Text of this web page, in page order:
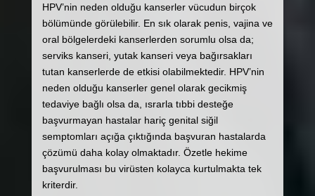
HPV’nin neden olduğu kanserler vücudun birçok
bölümünde görülebilir. En sık olarak penis, vajina ve
oral bölgelerdeki kanserlerden sorumlu olsa da;
serviks kanseri, yutak kanseri veya bağırsakları
tutan kanserlerde de etkisi olabilmektedir. HPV’nin
neden olduğu kanserler genel olarak gecikmiş
tedaviye bağlı olsa da, ısrarla tıbbi desteğe
başvurmayan hastalar hariç genital siğil
semptomları açığa çıktığında başvuran hastalarda
çözümü daha kolay olmaktadır. Özetle hekime
başvurulması bu virüsten kolayca kurtulmakta tek
kriterdir.